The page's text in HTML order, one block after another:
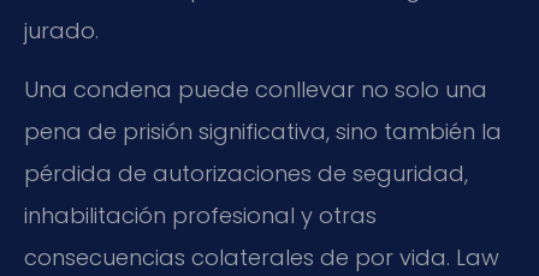
jurado.
Una condena puede conllevar no solo una
pena de prisión significativa, sino también la
pérdida de autorizaciones de seguridad,
inhabilitación profesional y otras
consecuencias colaterales de por vida. Law